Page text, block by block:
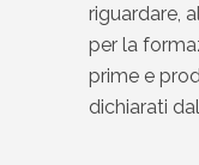
riguardare,
per la
prime e
dichiarati